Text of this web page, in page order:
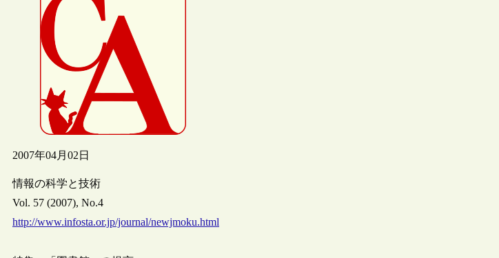
2007年04月02日
情報の科学と技術
Vol. 57 (2007), No.4
http://www.infosta.or.jp/journal/newjmoku.html